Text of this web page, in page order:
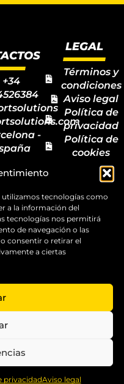
utilizamos tecnologías como
a la información del
tecnologías nos permitirá
de navegación o las
consentir o retirar el
a ciertas
privacidadAviso legal
+34
-
LEGAL
Términos y
condiciones
Aviso legal
Política de
privacidad
Política de
cookies
Mapa del
sitio